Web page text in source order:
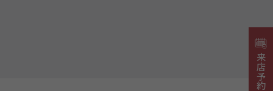
来店予約